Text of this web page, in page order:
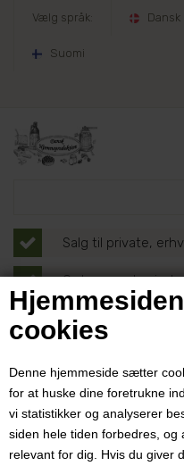
cookies
Denne hjemmeside sætter
for at huske dine foretrukne
vi statistikker og analyserer
siden hele tiden forbedres,
relevant for dig. Hvis du giver
Vælg språk: Dansk
Suomi
Salg til private,
Ordrer sendes
30 dages fuld
NYHET:
Avregning av 25% Moms i
– Ordning
Alle priser på Dansk